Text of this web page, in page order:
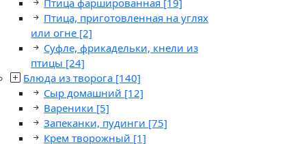
Птица, приготовленная на углях
или огне [2]
Суфле, фрикадельки, кнели из
птицы [24]
Блюда из творога [140]
Сыр домашний [12]
Вареники [5]
Запеканки, пудинги [75]
Крем творожный [1]